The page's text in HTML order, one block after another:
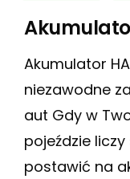
Akumulator
niezawodne
aut Gdy w
pojeździe
postawić na